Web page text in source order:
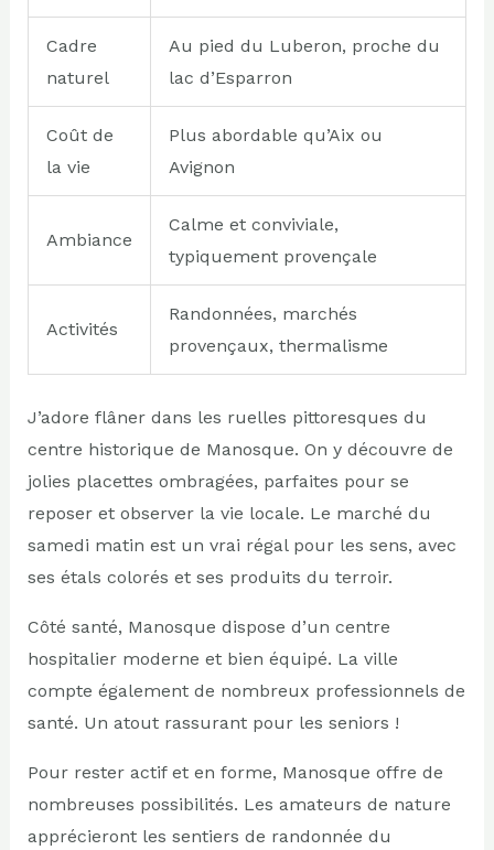
Cadre
naturel
Au pied du Luberon, proche du
lac d’Esparron
Coût de
la vie
Plus abordable qu’Aix ou
Avignon
Ambiance
Calme et conviviale,
typiquement provençale
Activités
Randonnées, marchés
provençaux, thermalisme
J’adore flâner dans les ruelles pittoresques du
centre historique de Manosque. On y découvre de
jolies placettes ombragées, parfaites pour se
reposer et observer la vie locale. Le marché du
samedi matin est un vrai régal pour les sens, avec
ses étals colorés et ses produits du terroir.
Côté santé, Manosque dispose d’un centre
hospitalier moderne et bien équipé. La ville
compte également de nombreux professionnels de
santé. Un atout rassurant pour les seniors !
Pour rester actif et en forme, Manosque offre de
nombreuses possibilités. Les amateurs de nature
apprécieront les sentiers de randonnée du